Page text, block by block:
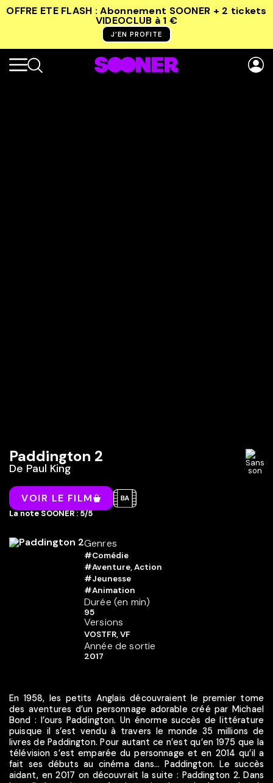
OFFRE ETE FLASH : Abonnement SOONER + 2 tickets
VIDEOCLUB à 1 €
J’EN PROFITE
Paddington 2
De Paul King
VOIR LE FILM
La note SOONER : 5/5
Genres
#Comédie
#Aventure, Action
#Jeunesse
#Animation
Durée (en min)
95
Versions
VOSTFR, VF
Année de sortie
2017
En 1958, les petits Anglais découvraient le premier tome
des aventures d’un personnage adorable créé par Michael
Bond : l’ours Paddington. Un énorme succès de littérature
puisque il s’est vendu à travers le monde 35 millions de
livres de Paddington. Pour autant ce n’est qu’en 1975 que la
télévision s’est emparée du personnage et en 2014 qu’il a
fait ses débuts au cinéma dans… Paddington. Le succès
aidant, en 2017 on découvrait la suite : Paddington 2. Dans